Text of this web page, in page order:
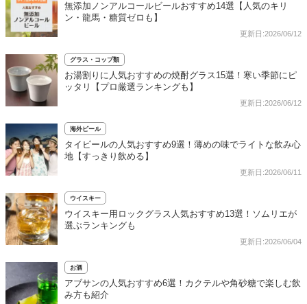
無添加ノンアルコールビールおすすめ14選【人気のキリ
ン・龍馬・糖質ゼロも】
更新日:2026/06/12
グラス・コップ類
お湯割りに人気おすすめの焼酎グラス15選！寒い季節にピ
ッタリ【プロ厳選ランキングも】
更新日:2026/06/12
海外ビール
タイビールの人気おすすめ9選！薄めの味でライトな飲み心
地【すっきり飲める】
更新日:2026/06/11
ウイスキー
ウイスキー用ロックグラス人気おすすめ13選！ソムリエが
選ぶランキングも
更新日:2026/06/04
お酒
アブサンの人気おすすめ6選！カクテルや角砂糖で楽しむ飲
み方も紹介